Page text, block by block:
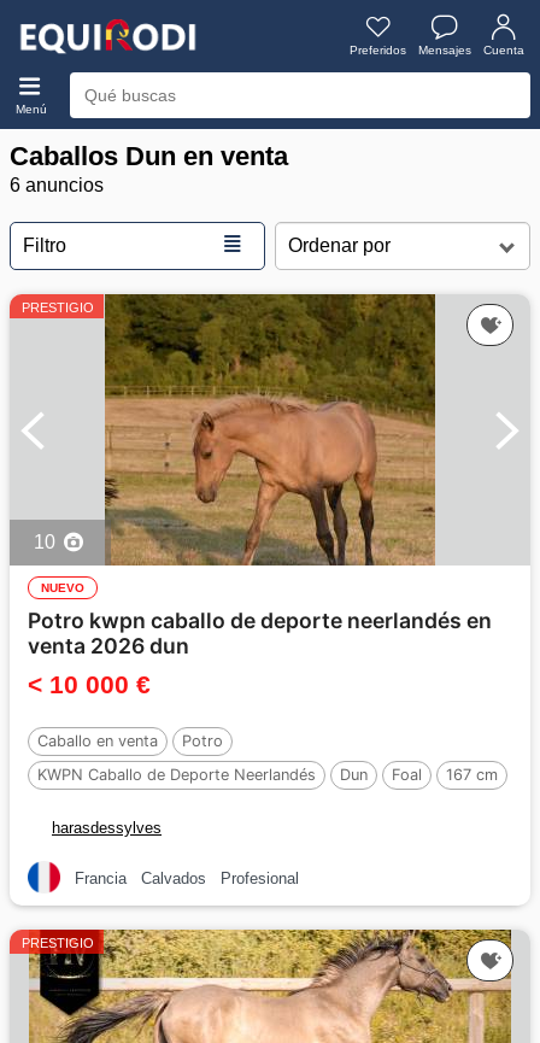
Preferidos Mensajes Cuenta
Menú
Caballos Dun en venta
6 anuncios
Filtro ≣
PRESTIGIO
10
NUEVO
Potro kwpn caballo de deporte neerlandés en
venta 2026 dun
< 10 000 €
Caballo en venta
Potro
KWPN Caballo de Deporte Neerlandés
Dun Foal 167 cm
harasdessylves
Francia Calvados Profesional
PRESTIGIO